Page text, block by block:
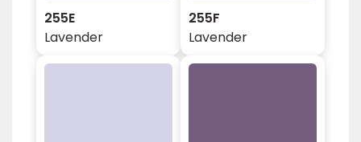
255E
Lavender
255F
Lavender